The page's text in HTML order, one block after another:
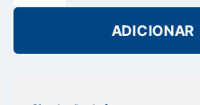
ADICIONAR